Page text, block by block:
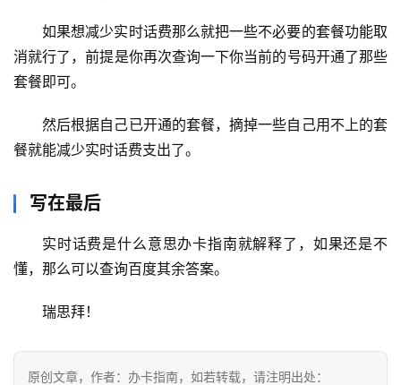
动
S
卡
联
餐
卡
信
流
登录 注册
如果想减少实时话费那么就把一些不必要的套餐功能取
消就行了，前提是你再次查询一下你当前的号码开通了那些
套餐即可。
然后根据自己已开通的套餐，摘掉一些自己用不上的套
餐就能减少实时话费支出了。
写在最后
实时话费是什么意思办卡指南就解释了，如果还是不
懂，那么可以查询百度其余答案。
瑞思拜！
原创文章，作者：办卡指南，如若转载，请注明出处：